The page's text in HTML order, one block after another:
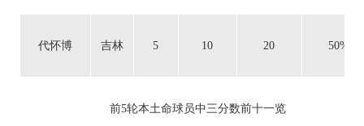
代怀博 吉林 5 10 20 50%
前5轮本土命球员中三分数前十一览